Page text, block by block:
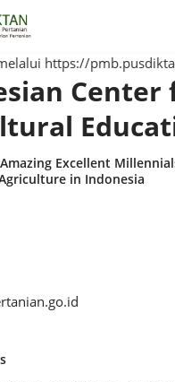
https://
Center
Amazing Excellent
in Indonesia